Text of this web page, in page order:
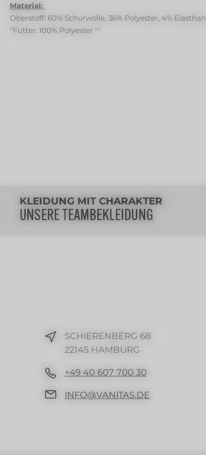
Material:
Oberstoff: 60% Schurwolle, 36% Polyester, 4% Elasthan
"Futter: 100% Polyester ""
KLEIDUNG MIT CHARAKTER
UNSERE TEAMBEKLEIDUNG
SCHIERENBERG 68
22145 HAMBURG
+49 40 607 700 30
INFO@VANITAS.DE